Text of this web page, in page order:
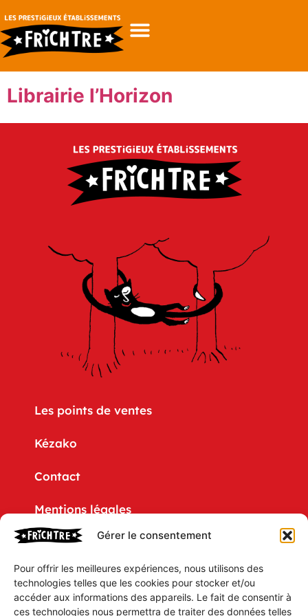
Gérer le consentement
Pour offrir les meilleures expériences, nous utilisons des
technologies telles que les cookies pour stocker et/ou
accéder aux informations des appareils. Le fait de consentir à
ces technologies nous permettra de traiter des données telles
Librairie l’Horizon
Les points de ventes
Kézako
Contact
Mentions légales
Politique de confidentialité
CGV
Mon compte